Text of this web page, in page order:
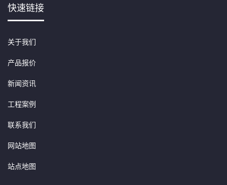
快速链接
关于我们
产品报价
新闻资讯
工程案例
联系我们
网站地图
站点地图